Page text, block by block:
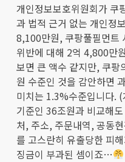
개인정보보호위원회가 쿠
과 법적 근거 없는 개인정
8,100만원, 쿠팡풀필먼트
위반에 대해 2억 4,800만
보면 큰 액수 같지만, 쿠
원 수준인 것을 감안하면
미치는 1.3%수준입니다.
기준인 36조원과 비교해
처, 주소, 주문내역, 공동
를 고스란히 유출당한 피
징금이 부과된 셈이죠…